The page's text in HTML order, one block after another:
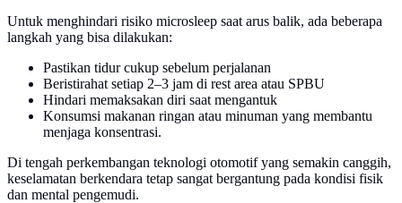
Untuk menghindari risiko microsleep saat arus balik, ada beberapa
langkah yang bisa dilakukan:
Pastikan tidur cukup sebelum perjalanan
Beristirahat setiap 2–3 jam di rest area atau SPBU
Hindari memaksakan diri saat mengantuk
Konsumsi makanan ringan atau minuman yang membantu
menjaga konsentrasi.
Di tengah perkembangan teknologi otomotif yang semakin canggih,
keselamatan berkendara tetap sangat bergantung pada kondisi fisik
dan mental pengemudi.